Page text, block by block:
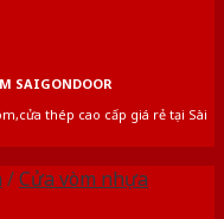
SAIGONDOOR
thép cao cấp giá rẻ tại Sài
/Cửa vòm nhựa